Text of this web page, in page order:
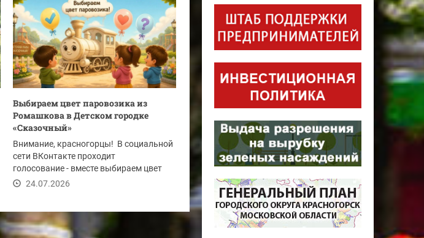
Выбираем цвет паровозика из
Ромашкова в Детском городке
«Сказочный»
Внимание, красногорцы! В социальной
сети ВКонтакте проходит
голосование - вместе выбираем цвет
паровозика из...
24.07.2026